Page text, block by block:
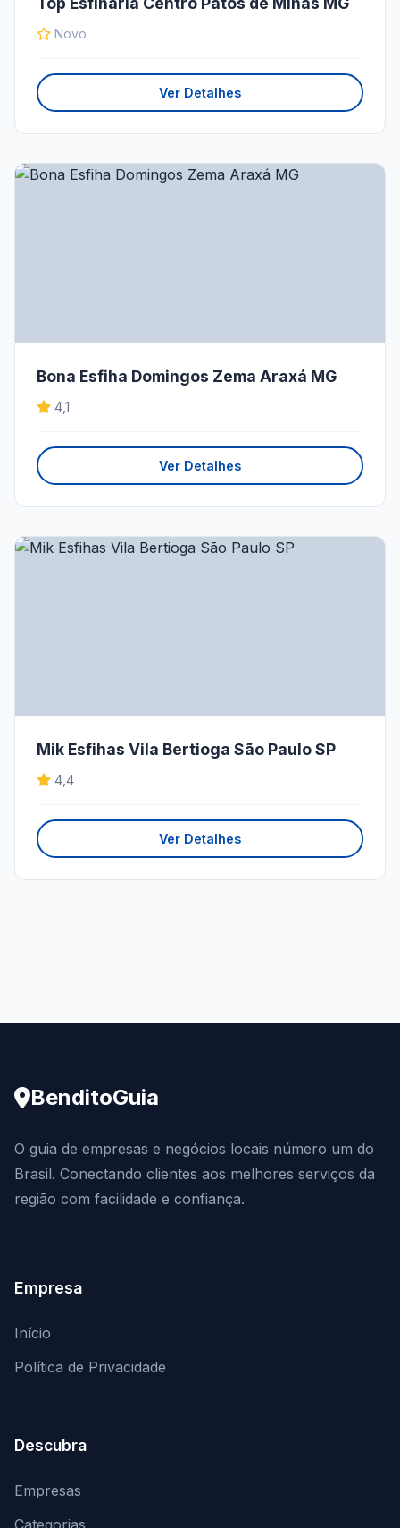
Novo
Ver Detalhes
Bona Esfiha Domingos Zema Araxá MG
4,1
Ver Detalhes
Mik Esfihas Vila Bertioga São Paulo SP
4,4
Ver Detalhes
BenditoGuia
O guia de empresas e negócios locais número um do
Brasil. Conectando clientes aos melhores serviços da
região com facilidade e confiança.
Empresa
Início
Política de Privacidade
Descubra
Empresas
Categorias